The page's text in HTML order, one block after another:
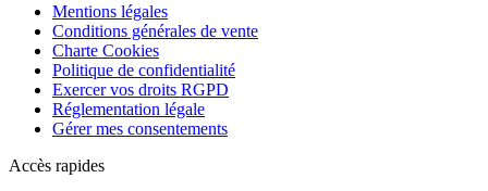
Mentions légales
Conditions générales de vente
Charte Cookies
Politique de confidentialité
Exercer vos droits RGPD
Réglementation légale
Gérer mes consentements
Accès rapides